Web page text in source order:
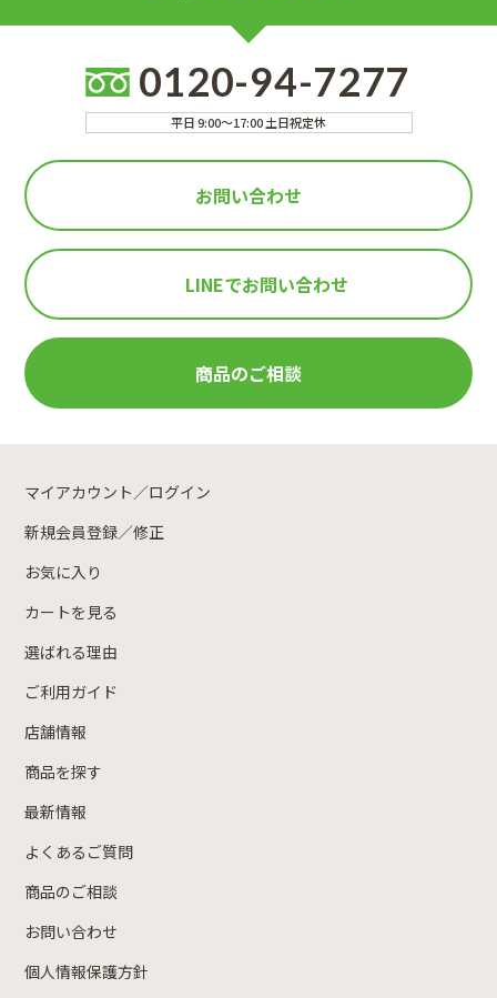
0120-94-7277
平日 9:00～17:00 土日祝定休
お問い合わせ
LINEでお問い合わせ
商品のご相談
マイアカウント／ログイン
新規会員登録／修正
お気に入り
カートを見る
選ばれる理由
ご利用ガイド
店舗情報
商品を探す
最新情報
よくあるご質問
商品のご相談
お問い合わせ
個人情報保護方針